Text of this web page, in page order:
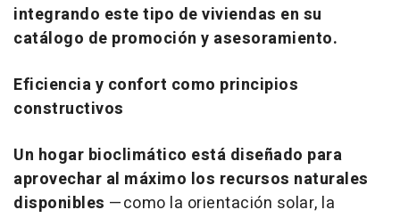
integrando este tipo de viviendas en su
catálogo de promoción y asesoramiento.
Eficiencia y confort como principios
constructivos
Un hogar bioclimático está diseñado para
aprovechar al máximo los recursos naturales
disponibles —como la orientación solar, la